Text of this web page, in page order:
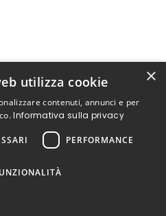
×
utilizza cookie
contenuti, annunci e per
Informativa sulla privacy
PERFORMANCE